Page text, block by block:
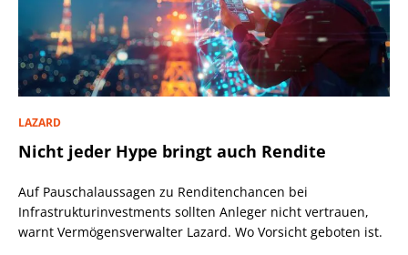
LAZARD
Nicht jeder Hype bringt auch Rendite
Auf Pauschalaussagen zu Renditenchancen bei
Infrastrukturinvestments sollten Anleger nicht vertrauen,
warnt Vermögensverwalter Lazard. Wo Vorsicht geboten ist.